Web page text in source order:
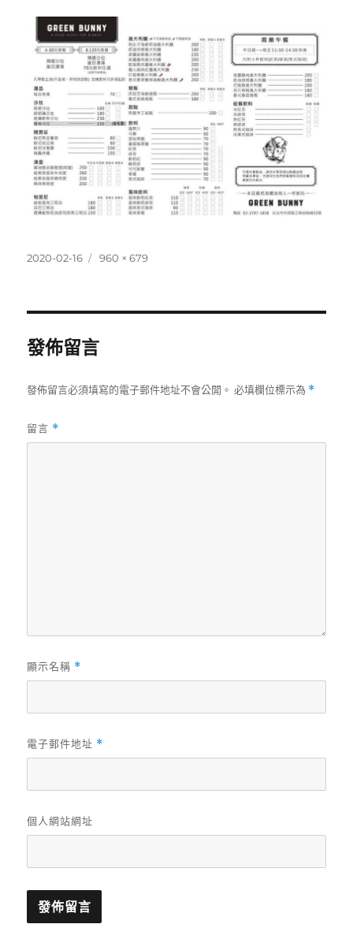
發
2020-02-16
完
960 × 679
發佈留言
發佈留言必須填寫的電子郵件地址不會公開。 必填欄位標示為 *
留言 *
顯示名稱 *
電子郵件地址 *
個人網站網址